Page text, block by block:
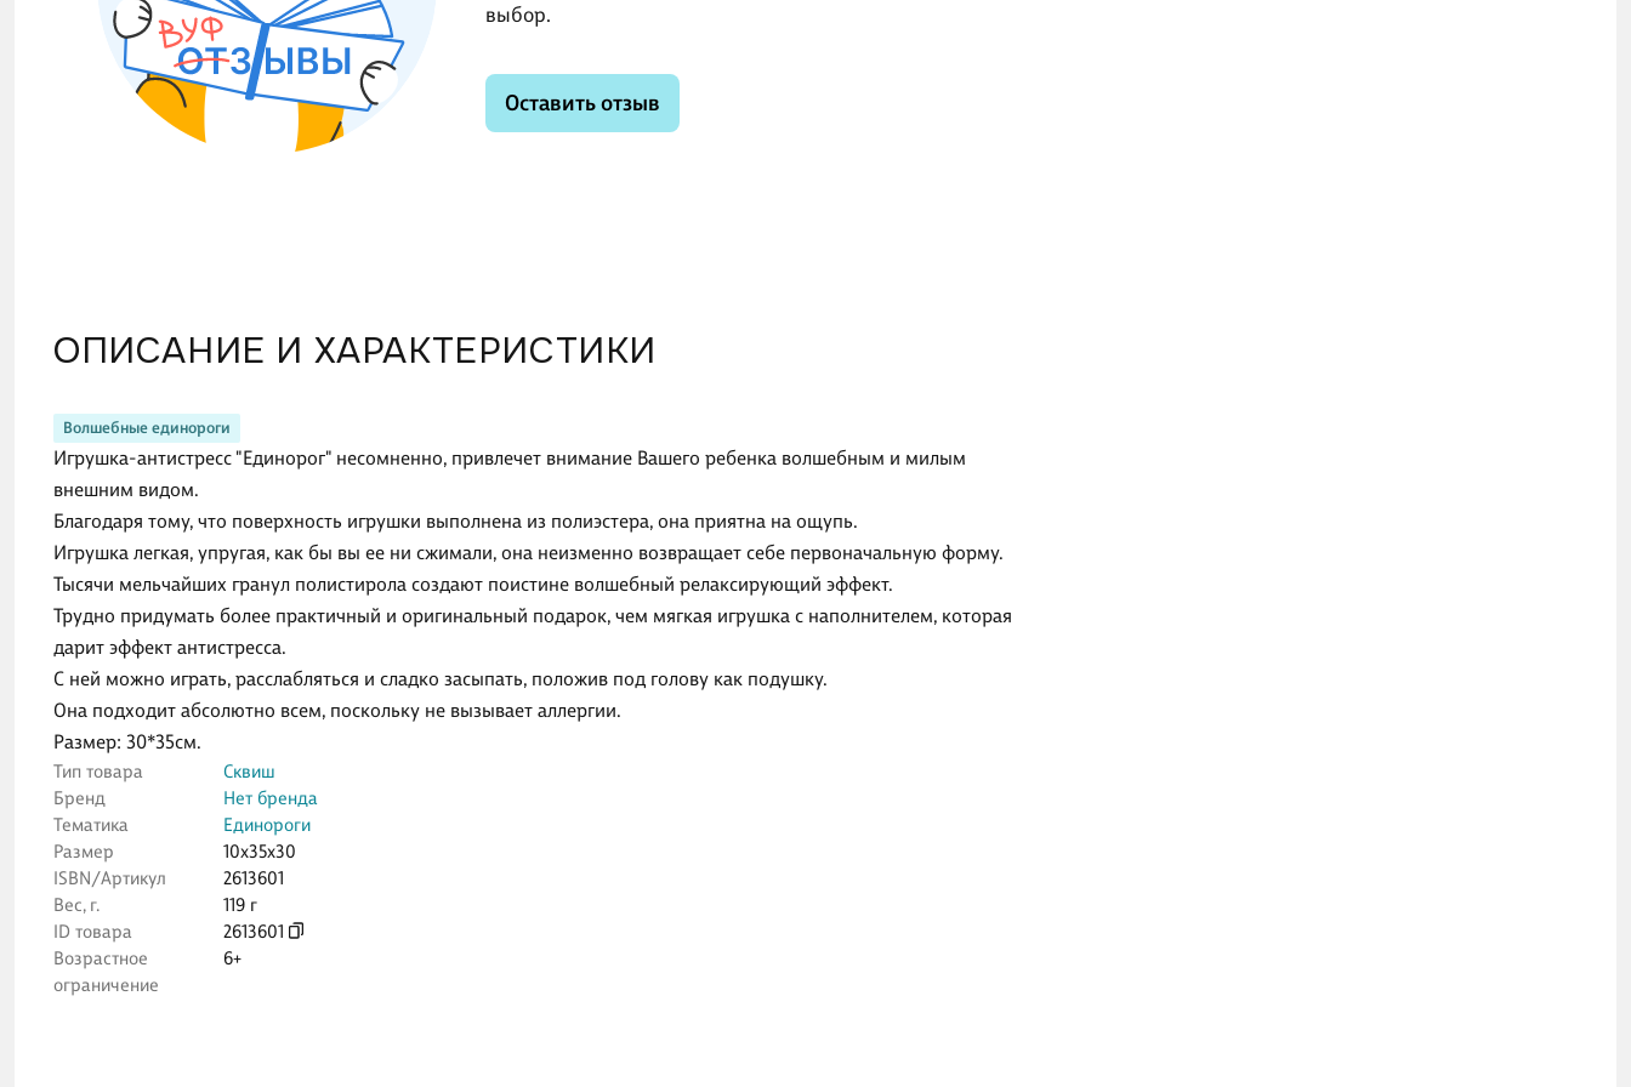
ОПИСАНИЕ И ХАРАКТЕРИСТИКИ
Волшебные единороги
Игрушка-антистресс "Единорог" несомненно, привлечет внимание Вашего ребенка волшебным и милым
внешним видом.
Благодаря тому, что поверхность игрушки выполнена из полиэстера, она приятна на ощупь.
Игрушка легкая, упругая, как бы вы ее ни сжимали, она неизменно возвращает себе первоначальную форму.
Тысячи мельчайших гранул полистирола создают поистине волшебный релаксирующий эффект.
Трудно придумать более практичный и оригинальный подарок, чем мягкая игрушка с наполнителем, которая
дарит эффект антистресса.
С ней можно играть, расслабляться и сладко засыпать, положив под голову как подушку.
Она подходит абсолютно всем, поскольку не вызывает аллергии.
Размер: 30*35см.
Тип товара
Сквиш
Бренд
Нет бренда
Тематика
Единороги
Размер
10x35x30
ISBN/Артикул
2613601
Вес, г.
119 г
ID товара
2613601
Возрастное
ограничение
6+
выбор.
Оставить отзыв